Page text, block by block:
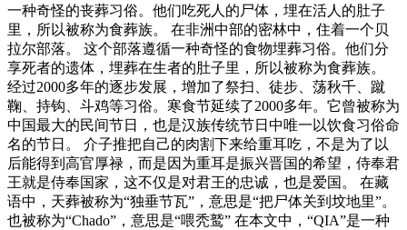
一种奇怪的丧葬习俗。他们吃死人的尸体，埋在活人的肚子
里，所以被称为食葬族。 在非洲中部的密林中，住着一个贝
拉尔部落。 这个部落遵循一种奇怪的食物埋葬习俗。他们分
享死者的遗体，埋葬在生者的肚子里，所以被称为食葬族。
经过2000多年的逐步发展，增加了祭扫、徒步、荡秋千、蹴
鞠、持钩、斗鸡等习俗。寒食节延续了2000多年。它曾被称为
中国最大的民间节日，也是汉族传统节日中唯一以饮食习俗命
名的节日。 介子推把自己的肉割下来给重耳吃，不是为了以
后能得到高官厚禄，而是因为重耳是振兴晋国的希望，侍奉君
王就是侍奉国家，这不仅是对君王的忠诚，也是爱国。 在藏
语中，天葬被称为“独垂节瓦”，意思是“把尸体关到坟地里”。
也被称为“Chado”，意思是“喂秃鹫” 在本文中，“QIA”是一种